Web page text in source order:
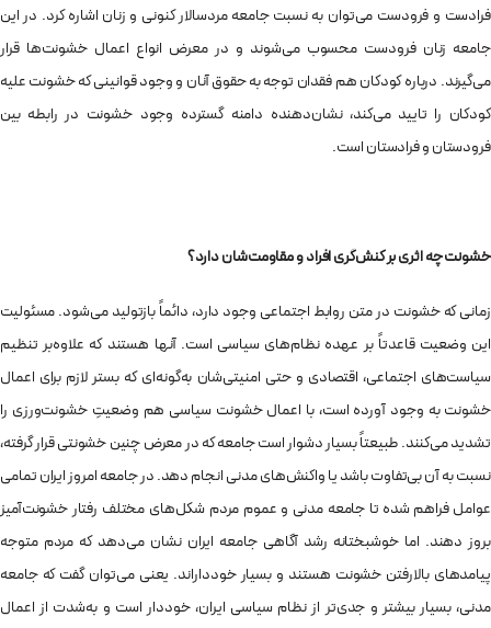
فرادست و فرودست می‌توان به نسبت جامعه‌ مردسالار کنونی و زنان اشاره کرد. در این
جامعه زنان فرودست محسوب می‌شوند و در معرض انواع اعمال خشونت‌ها قرار
می‌گیرند. درباره کودکان هم فقدان توجه به حقوق آنان و وجود قوانینی که خشونت علیه
کودکان را تایید می‌کند، نشان‌دهنده‌ دامنه‌ گسترده‌ وجود خشونت در رابطه بین
فرودستان و فرادستان است.
خشونت چه اثری بر کنش‌گری افراد و مقاومت‌شان دارد؟
زمانی که خشونت در متن روابط اجتماعی وجود دارد، دائماً بازتولید می‌شود. مسئولیت
این وضعیت قاعدتاً بر عهده‌ نظام‌های سیاسی است. آنها هستند که علاوه‌بر تنظیم
سیاست‌های اجتماعی، اقتصادی‌ و حتی امنیتی‌شان به‌گونه‌ای که بستر لازم برای اعمال
خشونت به وجود آورده است، با اعمال خشونت سیاسی هم وضعیتِ خشونت‌ورزی را
تشدید می‌کنند. طبیعتاً بسیار دشوار است جامعه که در معرض چنین خشونتی قرار گرفته‌،
نسبت به آن بی‌تفاوت باشد یا واکنش‌های مدنی انجام دهد. در جامعه‌ امروز ایران تمامی
عوامل فراهم شده تا جامعه‌ مدنی و عموم مردم شکل‌های مختلف رفتار خشونت‌آمیز
بروز دهند. اما خوشبختانه رشد آگاهی جامعه‌ ایران نشان می‌دهد که مردم متوجه
پیامدهای بالارفتن خشونت هستند و بسیار خودداراند. یعنی می‌توان گفت که جامعه‌
مدنی، بسیار بیشتر و جدی‌تر از نظام سیاسی ایران، خوددار است و به‌شدت از اعمال